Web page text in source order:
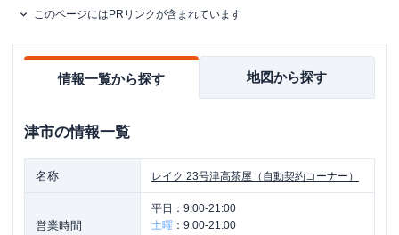
このページにはPRリンクが含まれています
情報一覧から探す 地図から探す
津市の情報一覧
名称 レイク 23号津高茶屋（自動契約コーナー）
営業時間
平日： 9:00-21:00
土曜 ： 9:00-21:00